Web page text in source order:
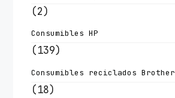
(2)
Consumibles HP
(139)
Consumibles reciclados Brother
(18)